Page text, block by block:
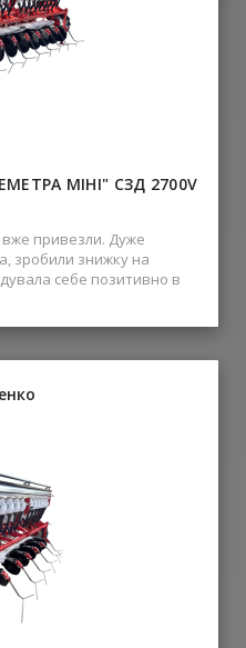
МІНІ" СЗД 2700V
вже привезли. Дуже
зробили знижку на
себе позитивно в